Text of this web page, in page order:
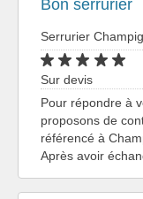
Bon serrurier
Serrurier
Sur devis
Pour répondre à
proposons de
référencé à
Après avoir